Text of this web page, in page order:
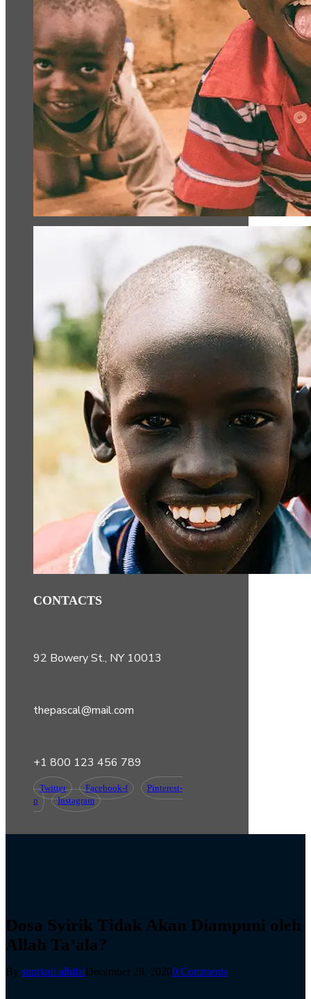
CONTACTS
92 Bowery St., NY 10013
thepascal@mail.com
+1 800 123 456 789
Twitter Facebook-f
Pinterest-
p
Instagram
Dosa Syirik Tidak Akan Diampuni oleh
Allah Ta’ala?
By supriadi alhilalDecember 28, 20200 Comments